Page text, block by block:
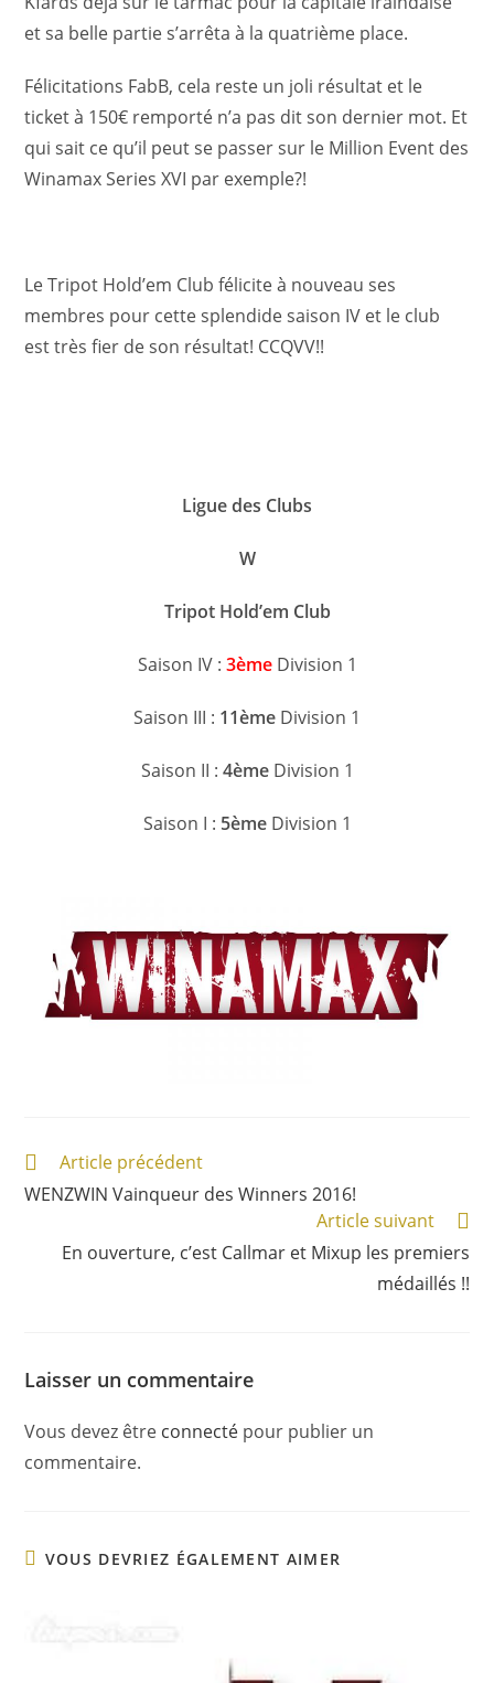
et sa belle partie s’arrêta à la quatrième place.
Félicitations FabB, cela reste un joli résultat et le
ticket à 150€ remporté n’a pas dit son dernier mot. Et
qui sait ce qu’il peut se passer sur le Million Event des
Winamax Series XVI par exemple?!
Le Tripot Hold’em Club félicite à nouveau ses
membres pour cette splendide saison IV et le club
est très fier de son résultat! CCQVV!!
Ligue des Clubs
W
Tripot Hold’em Club
Saison IV : 3ème Division 1
Saison III : 11ème Division 1
Saison II : 4ème Division 1
Saison I : 5ème Division 1
Article précédent
WENZWIN Vainqueur des Winners 2016!
Article suivant
En ouverture, c’est Callmar et Mixup les premiers
médaillés !!
Laisser un commentaire
Vous devez être connecté pour publier un
commentaire.
VOUS DEVRIEZ ÉGALEMENT AIMER